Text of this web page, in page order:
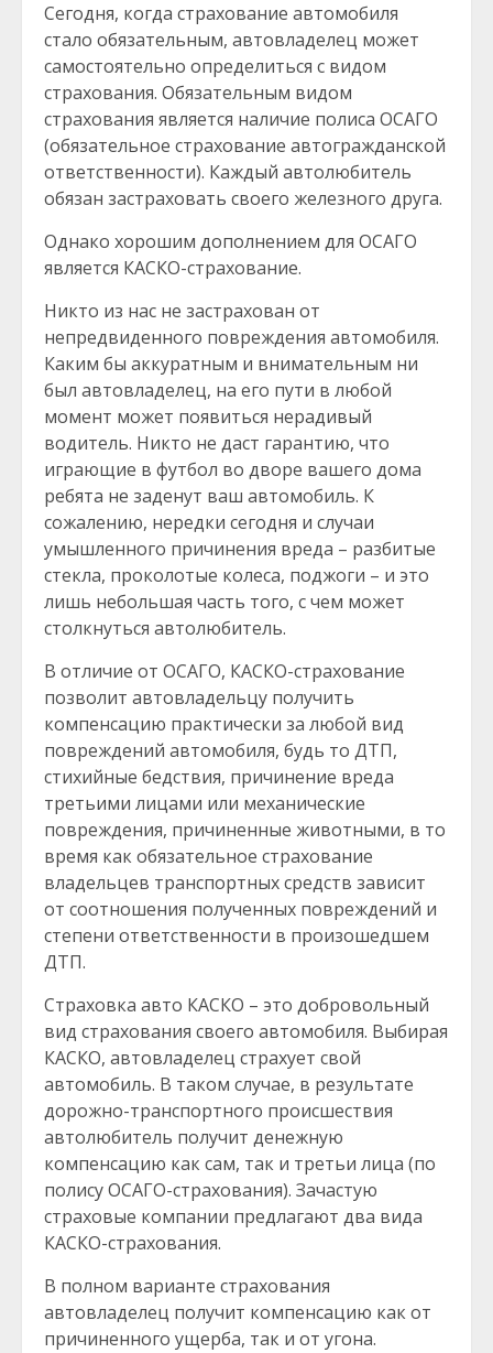
Сегодня, когда страхование автомобиля
стало обязательным, автовладелец может
самостоятельно определиться с видом
страхования. Обязательным видом
страхования является наличие полиса ОСАГО
(обязательное страхование автогражданской
ответственности). Каждый автолюбитель
обязан застраховать своего железного друга.
Однако хорошим дополнением для ОСАГО
является КАСКО-страхование.
Никто из нас не застрахован от
непредвиденного повреждения автомобиля.
Каким бы аккуратным и внимательным ни
был автовладелец, на его пути в любой
момент может появиться нерадивый
водитель. Никто не даст гарантию, что
играющие в футбол во дворе вашего дома
ребята не заденут ваш автомобиль. К
сожалению, нередки сегодня и случаи
умышленного причинения вреда – разбитые
стекла, проколотые колеса, поджоги – и это
лишь небольшая часть того, с чем может
столкнуться автолюбитель.
В отличие от ОСАГО, КАСКО-страхование
позволит автовладельцу получить
компенсацию практически за любой вид
повреждений автомобиля, будь то ДТП,
стихийные бедствия, причинение вреда
третьими лицами или механические
повреждения, причиненные животными, в то
время как обязательное страхование
владельцев транспортных средств зависит
от соотношения полученных повреждений и
степени ответственности в произошедшем
ДТП.
Страховка авто КАСКО – это добровольный
вид страхования своего автомобиля. Выбирая
КАСКО, автовладелец страхует свой
автомобиль. В таком случае, в результате
дорожно-транспортного происшествия
автолюбитель получит денежную
компенсацию как сам, так и третьи лица (по
полису ОСАГО-страхования). Зачастую
страховые компании предлагают два вида
КАСКО-страхования.
В полном варианте страхования
автовладелец получит компенсацию как от
причиненного ущерба, так и от угона.